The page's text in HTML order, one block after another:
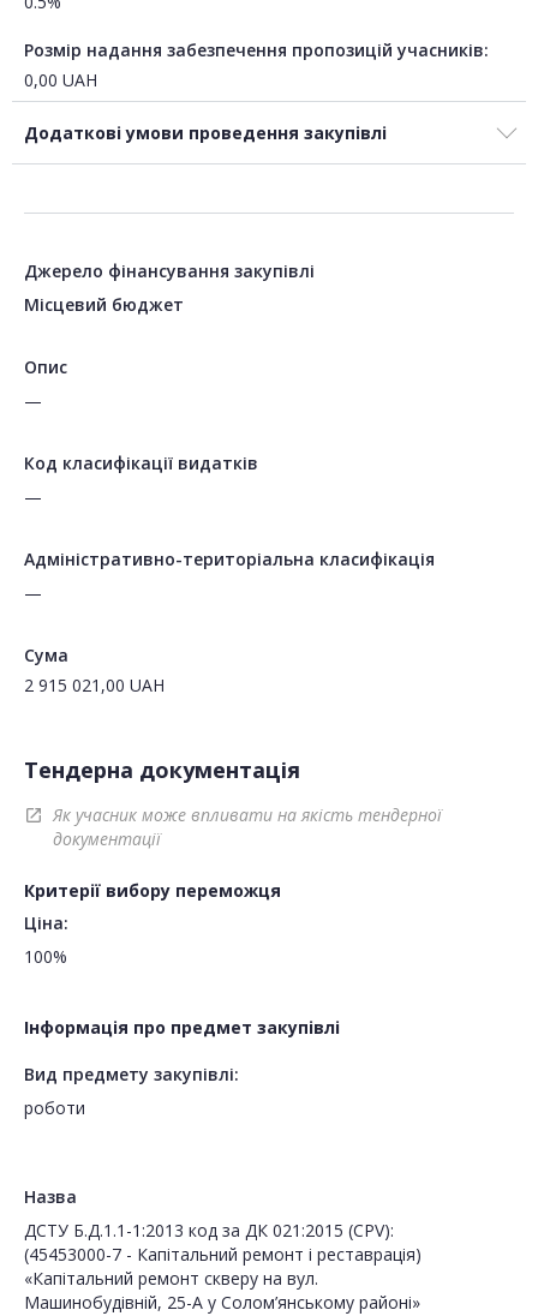
Розмір надання забезпечення пропозицій учасників:
0,00 UAH
Додаткові умови проведення закупівлі
Джерело фінансування закупівлі
Місцевий бюджет
Опис
—
Код класифікації видатків
—
Адміністративно-територіальна класифікація
—
Сума
2 915 021,00 UAH
Тендерна документація
open_in_new
Як учасник може впливати на якість тендерної
документації
Критерії вибору переможця
Ціна:
100%
Інформація про предмет закупівлі
Вид предмету закупівлі:
роботи
Назва
ДСТУ Б.Д.1.1-1:2013 код за ДК 021:2015 (CPV):
(45453000-7 - Капітальний ремонт і реставрація)
«Капітальний ремонт скверу на вул.
Машинобудівній, 25-А у Солом’янському районі»